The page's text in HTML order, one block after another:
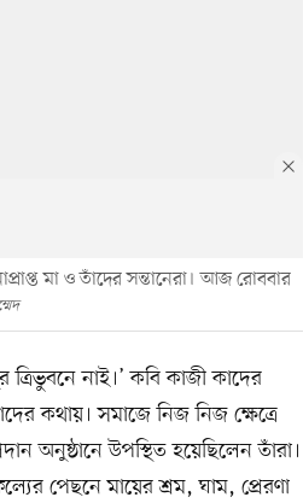
মা ও তাঁদের সন্তানেরা। আজ রোববার
ত্রিভুবনে নাই।’ কবি কাজী কাদের
কথায়। সমাজে নিজ নিজ ক্ষেত্রে
অনুষ্ঠানে উপস্থিত হয়েছিলেন তাঁরা।
পেছনে মায়ের শ্রম, ঘাম, প্রেরণা